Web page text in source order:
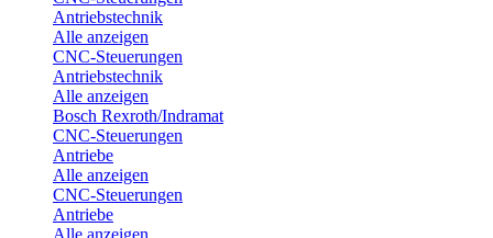
Antriebstechnik
Alle anzeigen
CNC-Steuerungen
Antriebstechnik
Alle anzeigen
Bosch Rexroth/Indramat
CNC-Steuerungen
Antriebe
Alle anzeigen
CNC-Steuerungen
Antriebe
Alle anzeigen